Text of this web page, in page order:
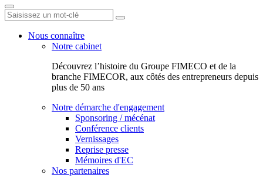
Nous connaître
Notre cabinet
Découvrez l’histoire du Groupe FIMECO et de la
branche FIMECOR, aux côtés des entrepreneurs depuis
plus de 50 ans
Notre démarche d'engagement
Sponsoring / mécénat
Conférence clients
Vernissages
Reprise presse
Mémoires d'EC
Nos partenaires